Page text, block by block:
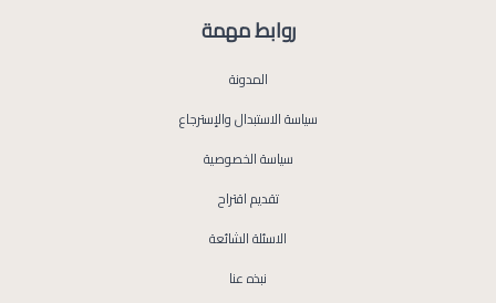
روابط مهمة
المدونة
سياسة الاستبدال والإسترجاع
سياسة الخصوصية
تقديم اقتراح
الاسئلة الشائعة
نبذه عنا